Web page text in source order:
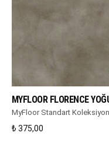
MYFLOOR FLORENCE
MyFloor Standart
₺ 375,00